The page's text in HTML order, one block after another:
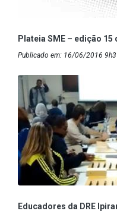
Plateia SME – edição 15
Publicado em: 16/06/2016
Educadores da DRE